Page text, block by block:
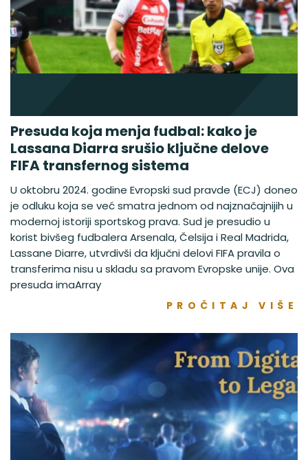
Presuda koja menja fudbal: kako je
Lassana Diarra srušio ključne delove
FIFA transfernog sistema
U oktobru 2024. godine Evropski sud pravde (ECJ) doneo
je odluku koja se već smatra jednom od najznačajnijih u
modernoj istoriji sportskog prava. Sud je presudio u
korist bivšeg fudbalera Arsenala, Čelsija i Real Madrida,
Lassane Diarre, utvrdivši da ključni delovi FIFA pravila o
transferima nisu u skladu sa pravom Evropske unije. Ova
presuda imaArray
PROČITAJ VIŠE